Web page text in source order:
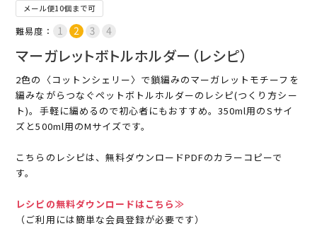
メール便10個まで可
難易度：
マーガレットボトルホルダー（レシピ）
2色の〈コットンシェリー〉で鎖編みのマーガレットモチーフを
編みながらつなぐペットボトルホルダーのレシピ(つくり方シー
ト)。手軽に編めるので初心者にもおすすめ。350ml用のSサイ
ズと500ml用のMサイズです。
こちらのレシピは、無料ダウンロードPDFのカラーコピーで
す。
レシピの無料ダウンロードはこちら≫
（ご利用には簡単な会員登録が必要です）